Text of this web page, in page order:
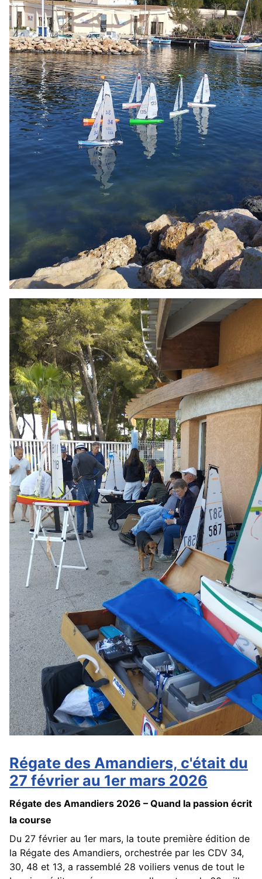
Régate des Amandiers, c'était du
27 février au 1er mars 2026
Régate des Amandiers 2026 – Quand la passion écrit
la course
Du 27 février au 1er mars, la toute première édition de
la Régate des Amandiers, orchestrée par les CDV 34,
30, 48 et 13, a rassemblé 28 voiliers venus de tout le